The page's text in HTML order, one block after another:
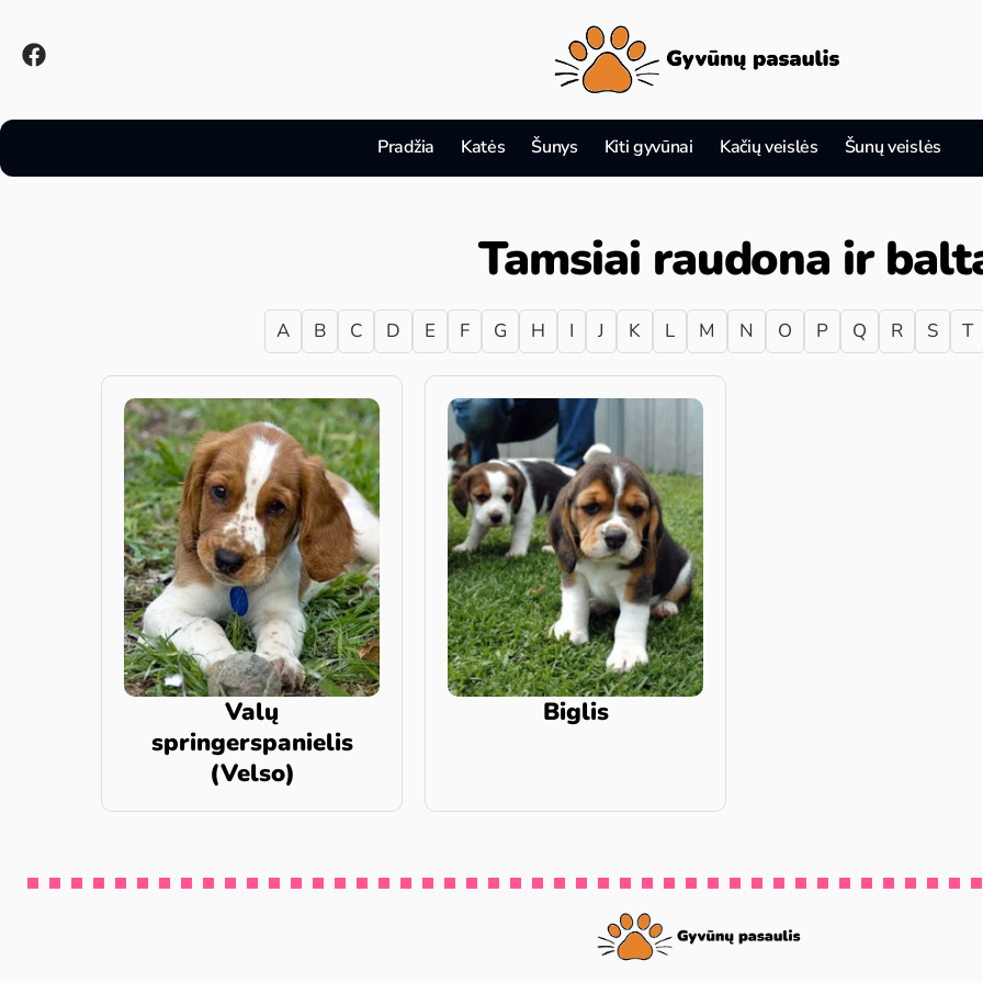
Pradžia Katės Šunys Kiti gyvūnai Kačių veislės Šunų veislės
Tamsiai raudona ir
A B C D E F G H I J K L M N O P Q R S T
Valų
springerspanielis
(Velso)
Biglis